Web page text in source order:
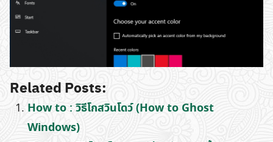
Related Posts:
How to : วิธีโกสวินโดว์ (How to Ghost
Windows)